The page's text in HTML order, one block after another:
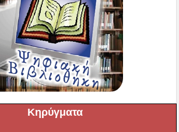
Κηρύγματα